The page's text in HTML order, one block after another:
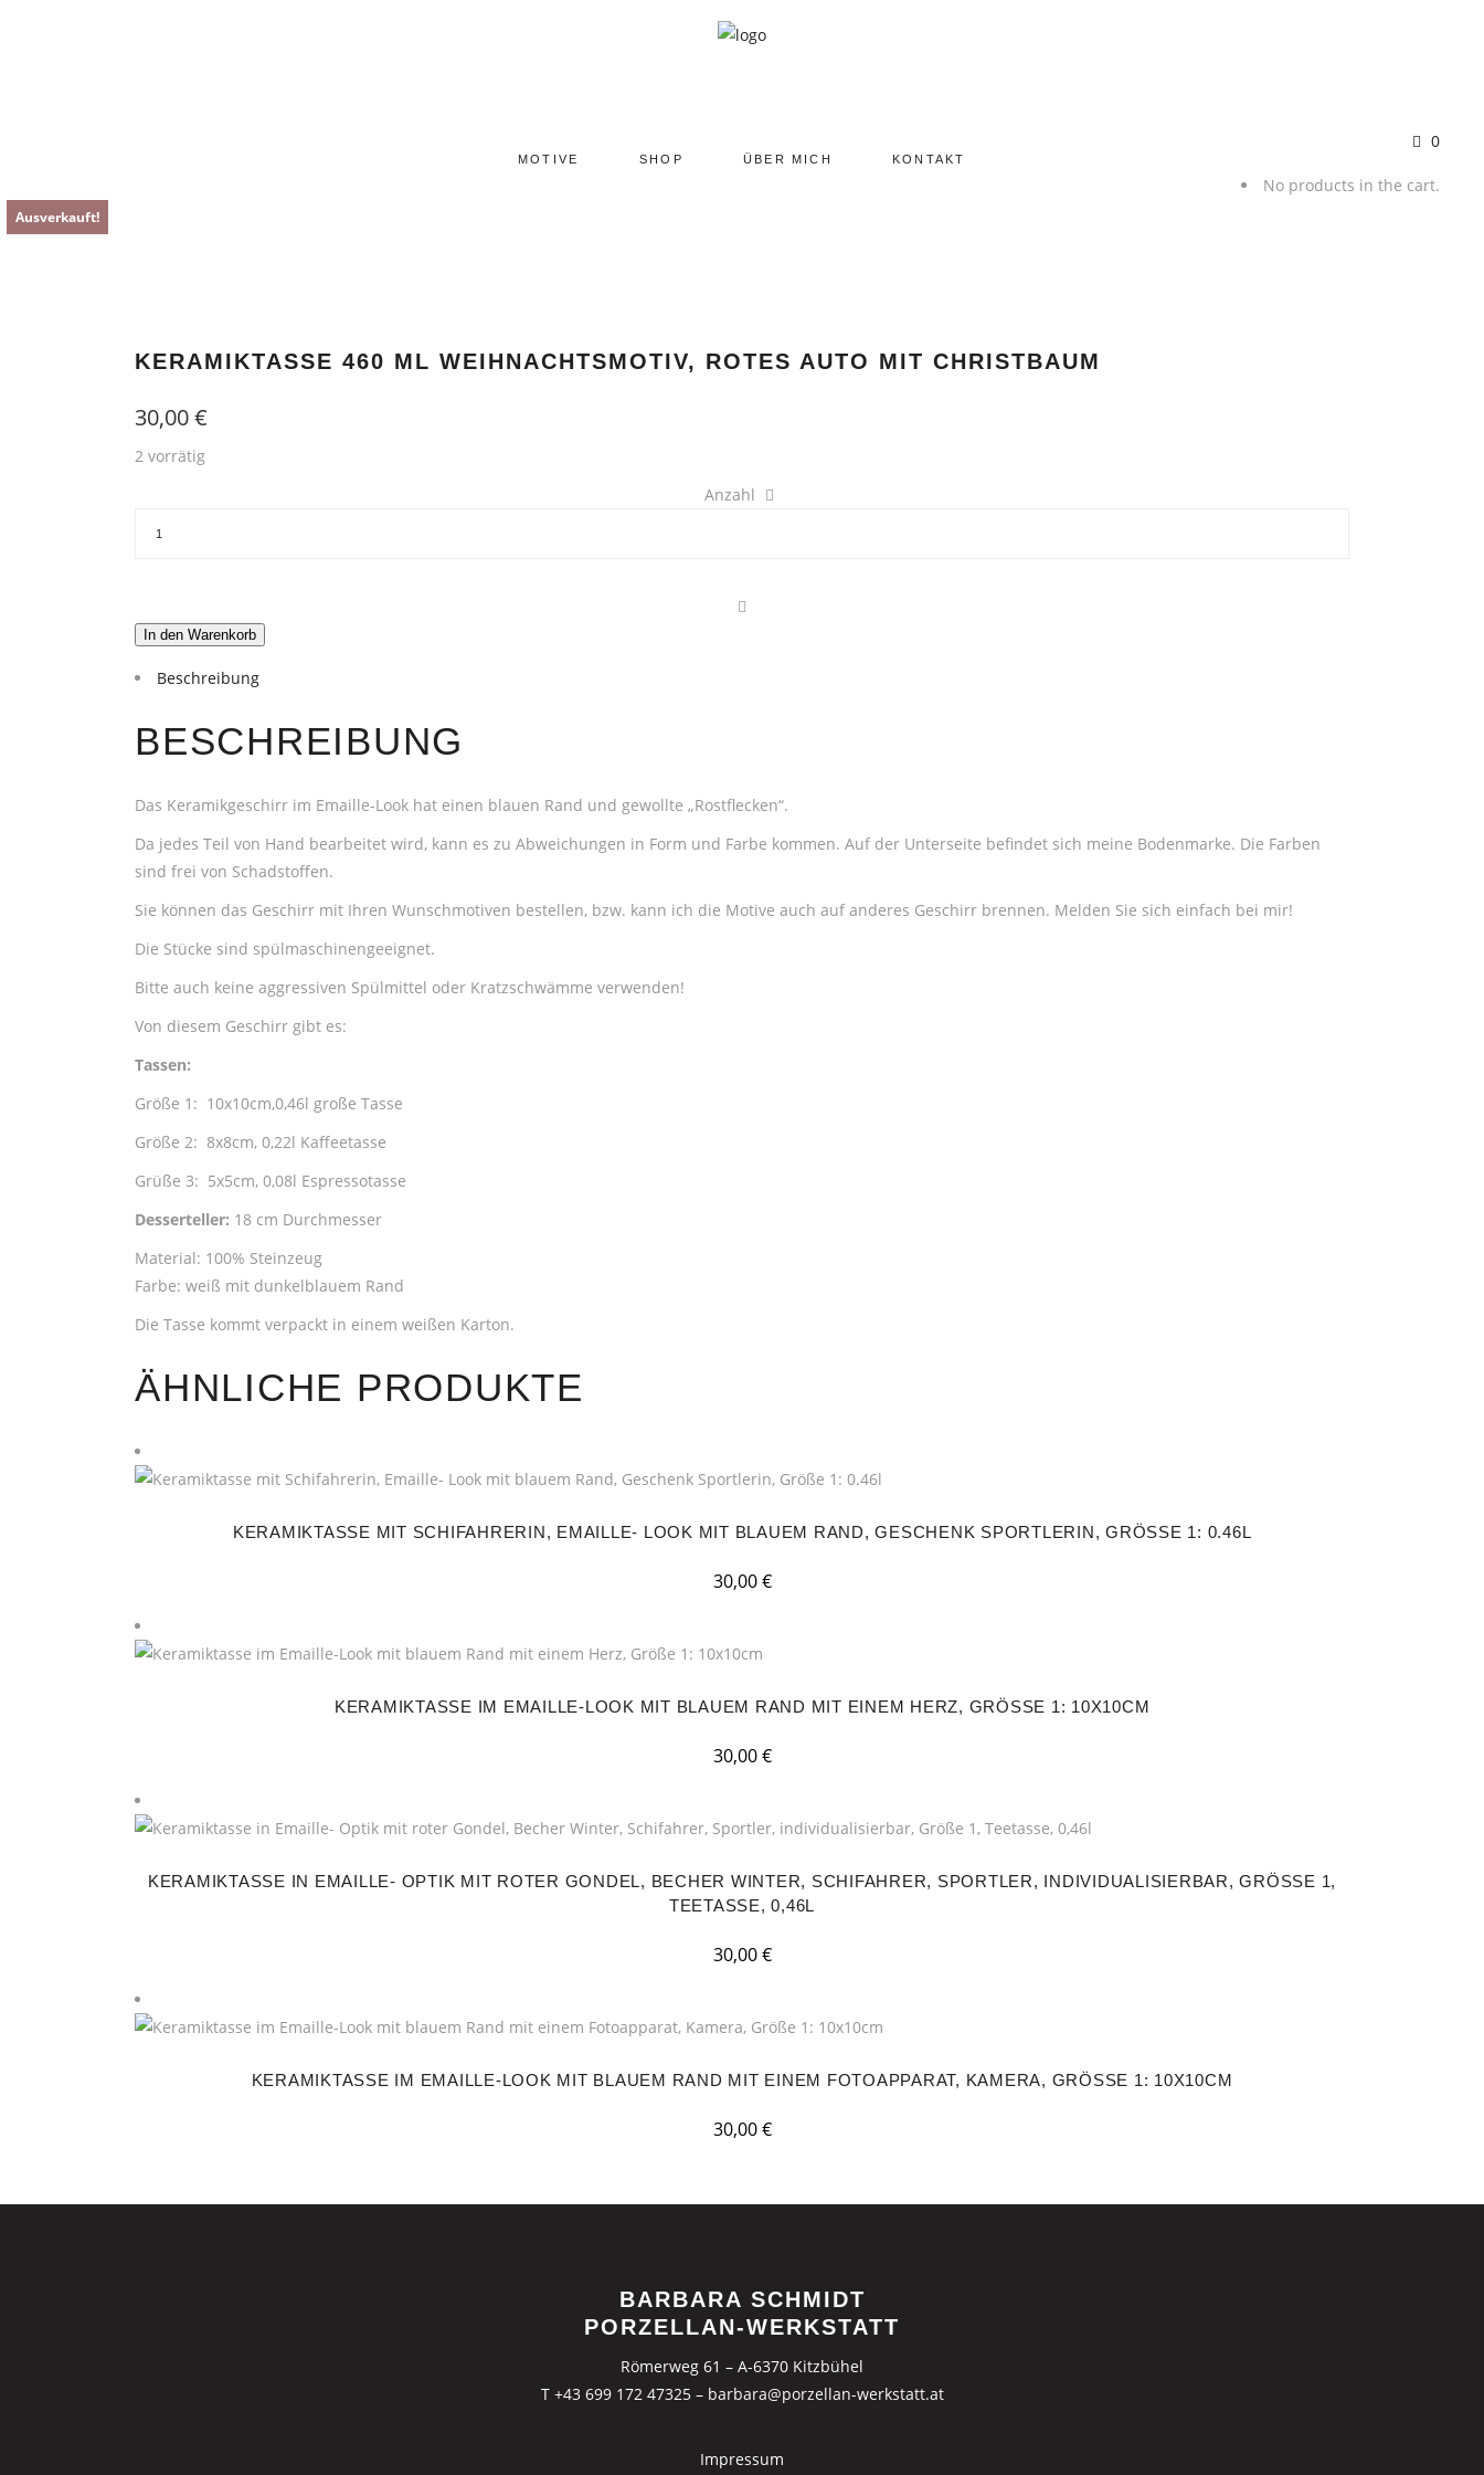
MOTIVE SHOP ÜBER MICH KONTAKT
0
No products in the cart.
KERAMIKTASSE 460 ML WEIHNACHTSMOTIV, ROTES AUTO MIT CHRISTBAUM
30,00€
2 vorrätig
Keramiktasse
rotes
Anzahl
In den Warenkorb
Beschreibung
BESCHREIBUNG
Das Keramikgeschirr im Emaille-Look hat einen blauen Rand und gewollte „Rostflecken“.
Da jedes Teil von Hand bearbeitet wird, kann es zu Abweichungen in Form und Farbe kommen. Auf der Unterseite befindet sich meine Bodenmarke. Die Farben
sind frei von Schadstoffen.
Sie können das Geschirr mit Ihren Wunschmotiven bestellen, bzw. kann ich die Motive auch auf anderes Geschirr brennen. Melden Sie sich einfach bei mir!
Die Stücke sind spülmaschinengeeignet.
Bitte auch keine aggressiven Spülmittel oder Kratzschwämme verwenden!
Von diesem Geschirr gibt es:
Tassen:
Größe 1: 10x10cm,0,46l große Tasse
Größe 2: 8x8cm, 0,22l Kaffeetasse
Grüße 3: 5x5cm, 0,08l Espressotasse
Desserteller: 18 cm Durchmesser
Material: 100% Steinzeug
Farbe: weiß mit dunkelblauem Rand
Die Tasse kommt verpackt in einem weißen Karton.
ÄHNLICHE PRODUKTE
Ausverkauft!
KERAMIKTASSE MIT SCHIFAHRERIN, EMAILLE- LOOK MIT BLAUEM RAND, GESCHENK SPORTLERIN, GRÖSSE 1: 0.46L
30,00€
KERAMIKTASSE IM EMAILLE-LOOK MIT BLAUEM RAND MIT EINEM HERZ, GRÖSSE 1: 10X10CM
30,00€
Ausverkauft!
KERAMIKTASSE IN EMAILLE- OPTIK MIT ROTER GONDEL, BECHER WINTER, SCHIFAHRER, SPORTLER, INDIVIDUALISIERBAR, GRÖSSE 1, T
EETASSE, 0,46L
30,00€
KERAMIKTASSE IM EMAILLE-LOOK MIT BLAUEM RAND MIT EINEM FOTOAPPARAT, KAMERA, GRÖSSE 1: 10X10CM
30,00€
BARBARA SCHMIDT
PORZELLAN-WERKSTATT
Römerweg 61 – A-6370 Kitzbühel
T +43 699 172 47325– barbara@porzellan-werkstatt.at
Impressum